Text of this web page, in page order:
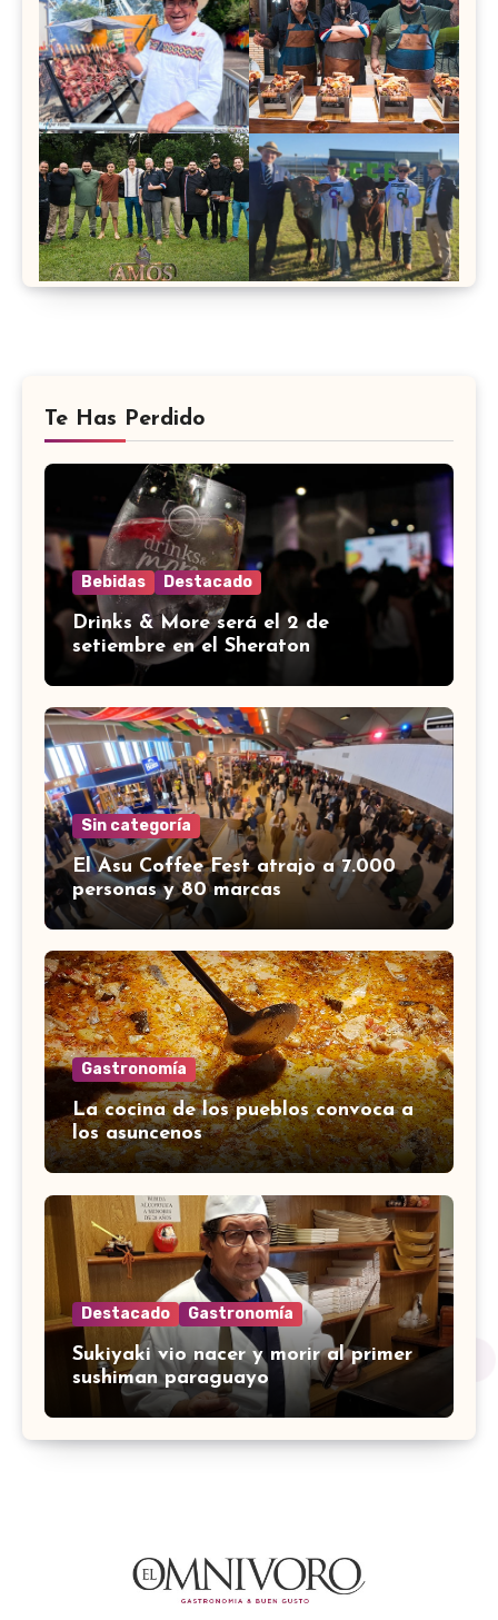
Te Has Perdido
Bebidas Destacado
Drinks & More será el 2 de
setiembre en el Sheraton
Sin categoría
El Asu Coffee Fest atrajo a 7.000
personas y 80 marcas
Gastronomía
La cocina de los pueblos convoca a
los asuncenos
Destacado Gastronomía
Sukiyaki vio nacer y morir al primer
sushiman paraguayo